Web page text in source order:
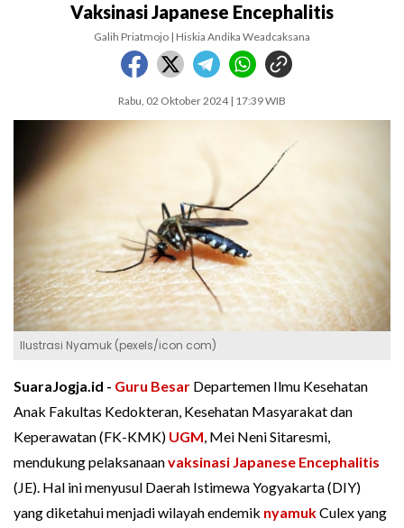
Vaksinasi Japanese Encephalitis
Galih Priatmojo | Hiskia Andika Weadcaksana
Rabu, 02 Oktober 2024 | 17:39 WIB
Ilustrasi Nyamuk (pexels/icon com)
SuaraJogja.id - Guru Besar Departemen Ilmu Kesehatan
Anak Fakultas Kedokteran, Kesehatan Masyarakat dan
Keperawatan (FK-KMK) UGM, Mei Neni Sitaresmi,
mendukung pelaksanaanvaksinasi Japanese Encephalitis
(JE). Hal ini menyusul Daerah Istimewa Yogyakarta (DIY)
yang diketahui menjadi wilayah endemik nyamukCulex yang